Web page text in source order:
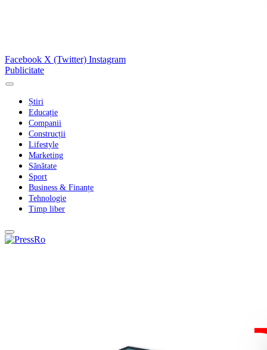
Facebook X (Twitter) Instagram
Publicitate
Știri
Educație
Companii
Construcții
Lifestyle
Marketing
Sănătate
Sport
Business & Finanțe
Tehnologie
Timp liber